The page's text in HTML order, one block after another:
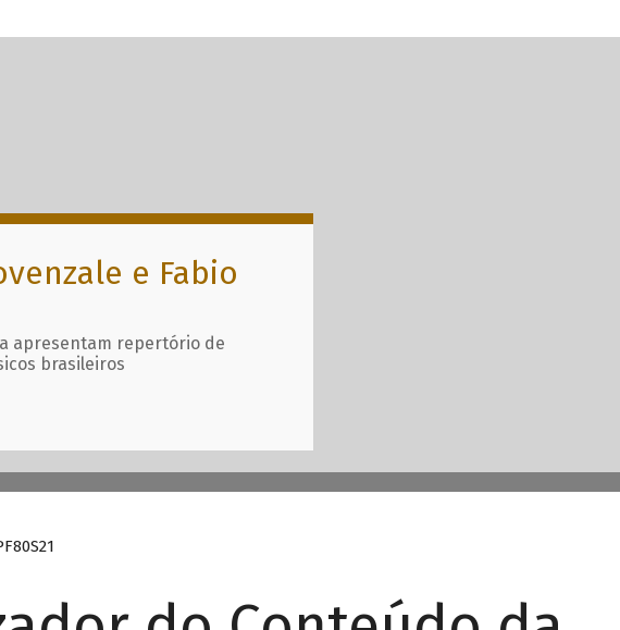
com
e Fabio
apresentam repertório de
brasileiros